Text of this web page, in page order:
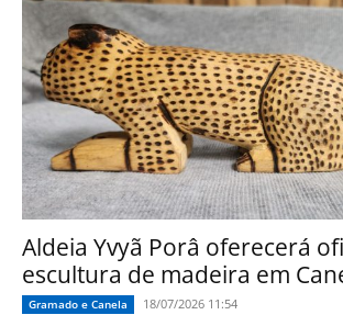
Aldeia Yvyã Porâ oferecerá
escultura de madeira em
Gramado e Canela 18/07/2026 11:54